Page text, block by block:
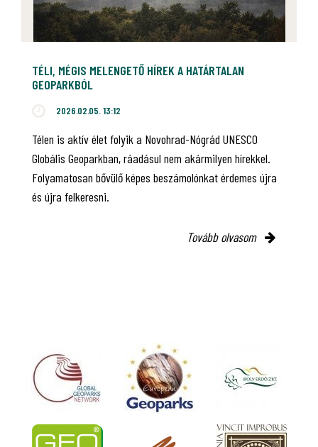
TÉLI, MÉGIS MELENGETŐ HÍREK A HATÁRTALAN
GEOPARKBÓL
2026.02.05. 13:12
Télen is aktív élet folyik a Novohrad-Nógrád UNESCO
Globális Geoparkban, ráadásul nem akármilyen hírekkel.
Folyamatosan bővülő képes beszámolónkat érdemes újra
és újra felkeresni.
Tovább olvasom